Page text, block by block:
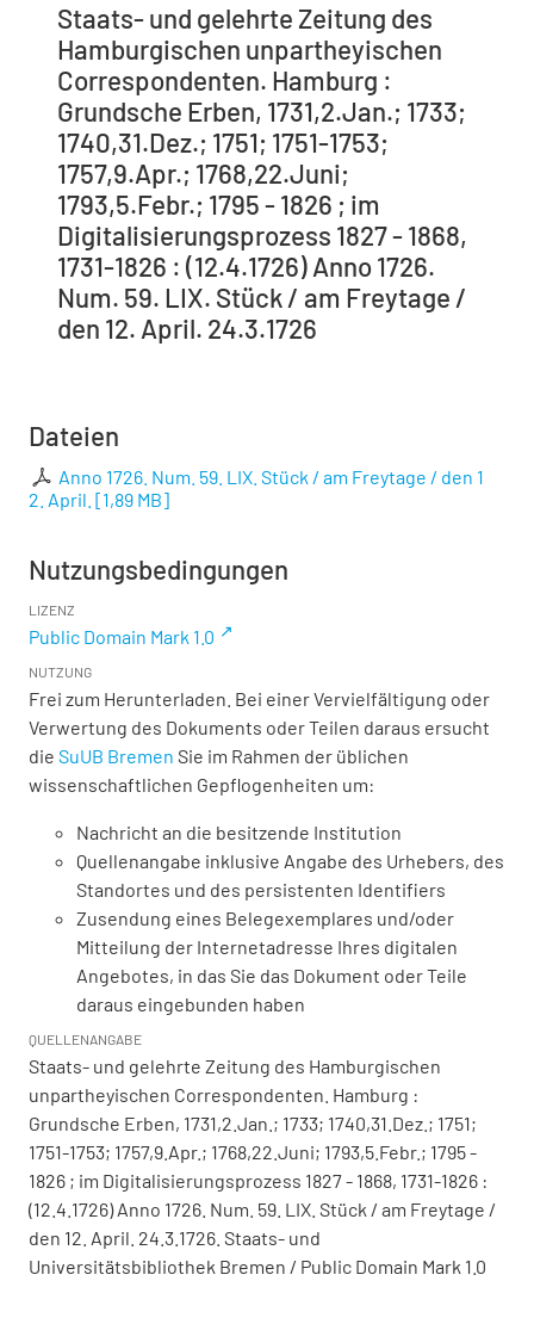
Staats- und gelehrte Zeitung des
Hamburgischen unpartheyischen
Correspondenten. Hamburg :
Grundsche Erben, 1731,2.Jan.; 1733;
1740,31.Dez.; 1751; 1751-1753;
1757,9.Apr.; 1768,22.Juni;
1793,5.Febr.; 1795 - 1826 ; im
Digitalisierungsprozess 1827 - 1868,
1731-1826 : (12.4.1726) Anno 1726.
Num. 59. LIX. Stück / am Freytage /
den 12. April. 24.3.1726
Dateien
Anno 1726. Num. 59. LIX. Stück / am Freytage / den 1
2. April. [1,89 MB]
Nutzungsbedingungen
LIZENZ
Public Domain Mark 1.0
NUTZUNG
Frei zum Herunterladen. Bei einer Vervielfältigung oder
Verwertung des Dokuments oder Teilen daraus ersucht
die SuUB Bremen Sie im Rahmen der üblichen
wissenschaftlichen Gepflogenheiten um:
Nachricht an die besitzende Institution
Quellenangabe inklusive Angabe des Urhebers, des
Standortes und des persistenten Identifiers
Zusendung eines Belegexemplares und/oder
Mitteilung der Internetadresse Ihres digitalen
Angebotes, in das Sie das Dokument oder Teile
daraus eingebunden haben
QUELLENANGABE
Staats- und gelehrte Zeitung des Hamburgischen
unpartheyischen Correspondenten. Hamburg :
Grundsche Erben, 1731,2.Jan.; 1733; 1740,31.Dez.; 1751;
1751-1753; 1757,9.Apr.; 1768,22.Juni; 1793,5.Febr.; 1795 -
1826 ; im Digitalisierungsprozess 1827 - 1868, 1731-1826 :
(12.4.1726) Anno 1726. Num. 59. LIX. Stück / am Freytage /
den 12. April. 24.3.1726. Staats- und
Universitätsbibliothek Bremen / Public Domain Mark 1.0